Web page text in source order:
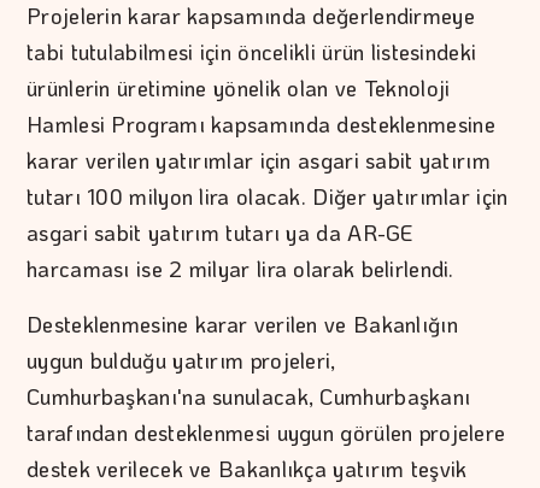
Projelerin karar kapsamında değerlendirmeye
tabi tutulabilmesi için öncelikli ürün listesindeki
ürünlerin üretimine yönelik olan ve Teknoloji
Hamlesi Programı kapsamında desteklenmesine
karar verilen yatırımlar için asgari sabit yatırım
tutarı 100 milyon lira olacak. Diğer yatırımlar için
asgari sabit yatırım tutarı ya da AR-GE
harcaması ise 2 milyar lira olarak belirlendi.
Desteklenmesine karar verilen ve Bakanlığın
uygun bulduğu yatırım projeleri,
Cumhurbaşkanı'na sunulacak, Cumhurbaşkanı
tarafından desteklenmesi uygun görülen projelere
destek verilecek ve Bakanlıkça yatırım teşvik